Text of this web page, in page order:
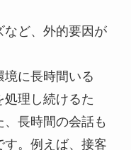
など、外的要因が
に長時間いる
処理し続けるた
長時間の会話も
す。例えば、接客